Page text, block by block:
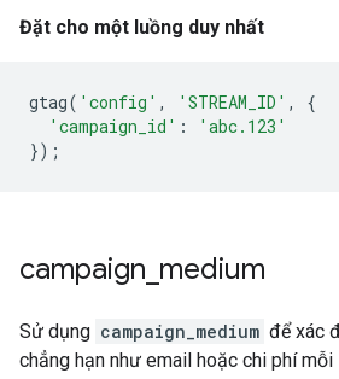
Đặt cho một luồng duy nhất
gtag( 'config' , 'STREAM_ID' ,
{
'campaign_id' :
'abc.123'
});
campaign medium
Sử dụng campaign_medium để xác
chẳng hạn như email hoặc chi phí mỗi